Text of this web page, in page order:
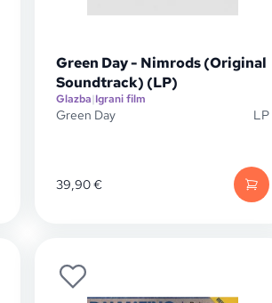
Green Day - Nimrods (Original
Soundtrack) (LP)
Glazba|Igrani film
Green Day LP
39,90€